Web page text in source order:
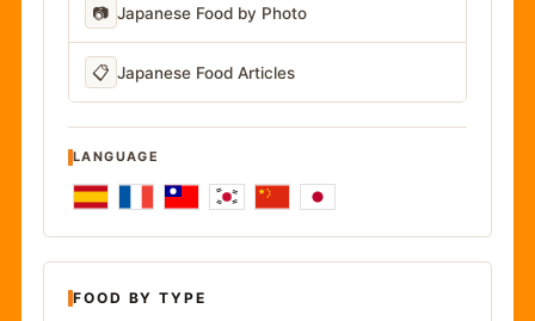
📷 Japanese Food by Photo
📋 Japanese Food Articles
LANGUAGE
FOOD BY TYPE